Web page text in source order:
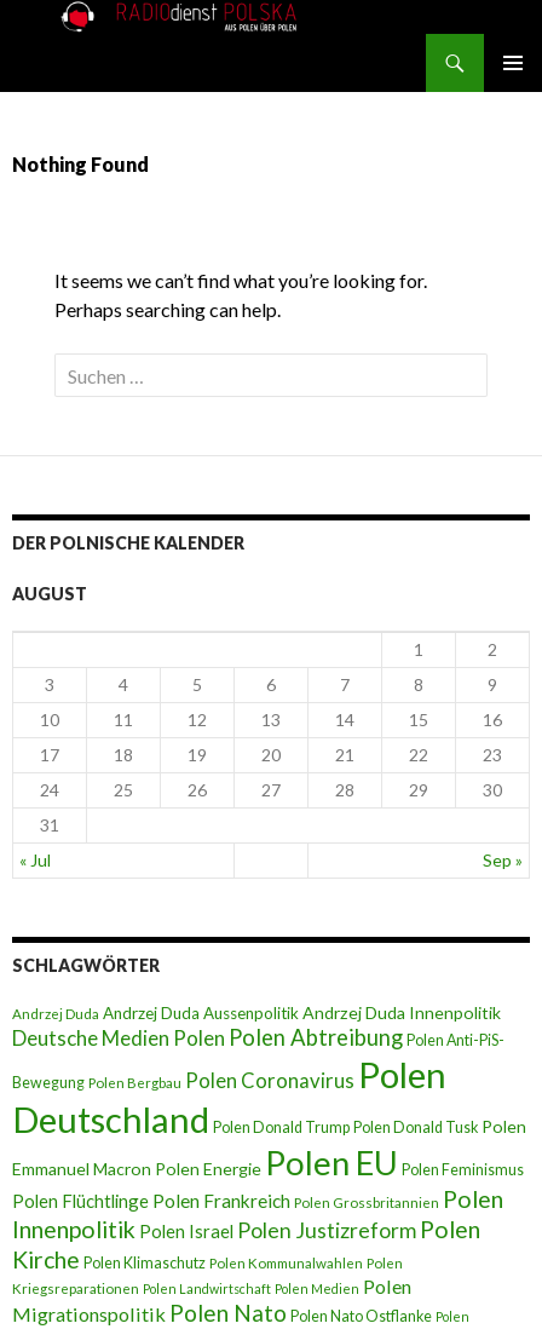
Nothing Found
It seems we can’t find what you’re looking for.
Perhaps searching can help.
Suche nach:
DER POLNISCHE KALENDER
AUGUST
« Jul Sep »
1
2
3
4 5 6 7 8
9
10
11 12 13 14 15
16
17
18 19 20 21 22
23
24
25 26 27 28 29
30
31
SCHLAGWÖRTER
Andrzej Duda Andrzej Duda AussenpolitikAndrzej Duda Innenpolitik
Deutsche Medien Polen Polen Abtreibung Polen Anti-PiS-
Bewegung Polen Bergbau Polen Coronavirus Polen
Deutschland Polen Donald Trump Polen Donald Tusk Polen
Emmanuel Macron Polen Energie Polen EU Polen Feminismus
Polen Flüchtlinge Polen Frankreich Polen Grossbritannien Polen
Innenpolitik Polen Israel Polen Justizreform Polen
Kirche Polen Klimaschutz Polen Kommunalwahlen Polen
Kriegsreparationen Polen Landwirtschaft Polen Medien Polen
Migrationspolitik Polen Nato Polen Nato Ostflanke Polen